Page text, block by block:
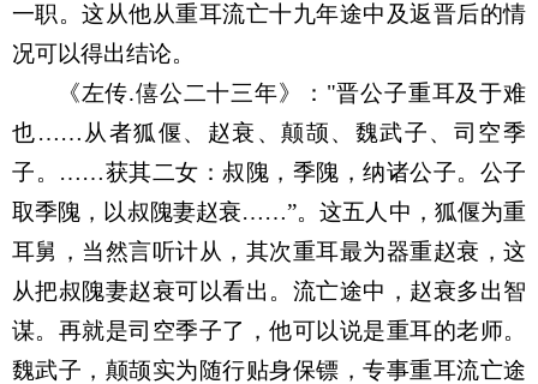
一职。这从他从重耳流亡十九年途中及返晋后的情
况可以得出结论。
《左传.僖公二十三年》： "晋公子重耳及于难
也…… 从者狐偃、赵衰、颠颉、魏武子、司空季
子。 ……获其二女：叔隗，季隗，纳诸公子。公子
取季隗，以叔隗妻赵衰……”。这五人中，狐偃为重
耳舅，当然言听计从，其次重耳最为器重赵衰，这
从把叔隗妻赵衰可以看出。流亡途中，赵衰多出智
谋。再就是司空季子了，他可以说是重耳的老师。
魏武子，颠颉实为随行贴身保镖，专事重耳流亡途